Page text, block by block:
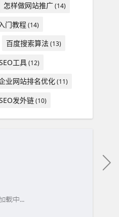
怎样做网站推广(14)
门教程(14)
百度搜索算法(13)
工具(12)
业网站排名优化(11)
发外链(10)